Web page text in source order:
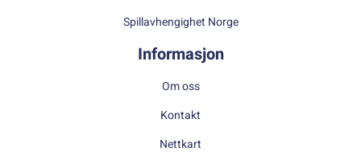
Spillavhengighet Norge
Informasjon
Om oss
Kontakt
Nettkart